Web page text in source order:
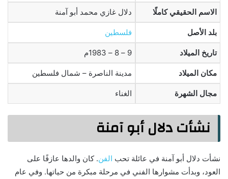
الاسم الحقيقي كاملًا دلال غازي محمد أبو آمنة
بلد الأصل فلسطين
تاريخ الميلاد 9 – 8 – 1983م
مكان الميلاد مدينة الناصرة – شمال فلسطين
مجال الشهرة الغناء
نشأت دلال أبو آمنة
نشأت دلال أبو آمنة في عائلة تحب الفن. كان والدها عازفًا على
العود، وبدأت مشوارها الفني في مرحلة مبكرة من حياتها. وفي عام